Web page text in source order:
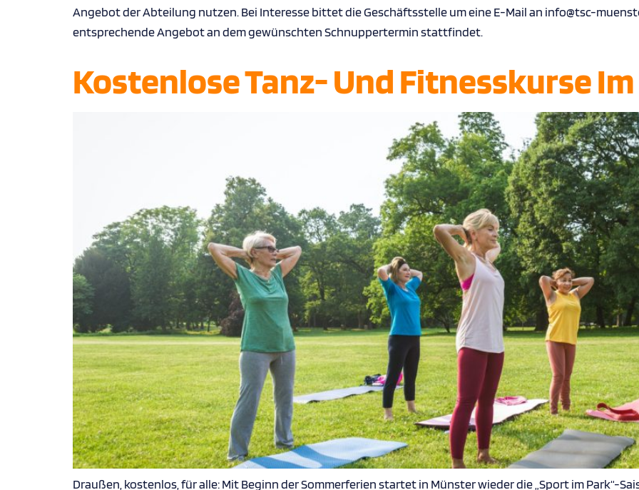
Angebot der Abteilung nutzen. Bei Interesse bittet die Geschäftsstelle um eine E-Mail an info@tsc-
entsprechende Angebot an dem gewünschten Schnuppertermin stattfindet.
Kostenlose Tanz- Und Fitnesskurse
Draußen, kostenlos, für alle: Mit Beginn der Sommerferien startet in Münster wieder die „Sport im Park“-